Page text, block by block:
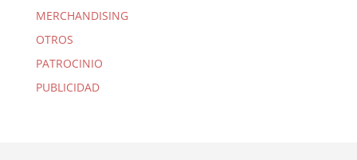
MERCHANDISING
OTROS
PATROCINIO
PUBLICIDAD